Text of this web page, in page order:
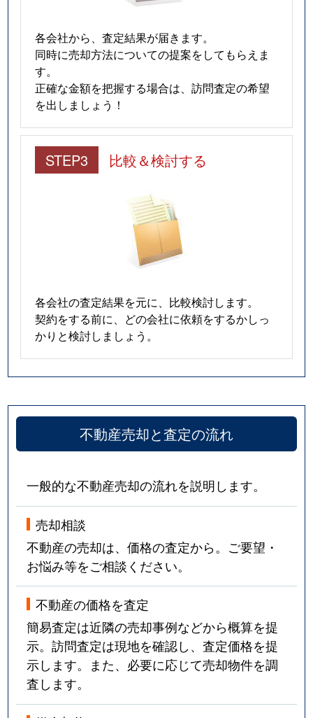
各会社から、査定結果が届きます。
同時に売却方法についての提案をしてもらえま
す。
正確な金額を把握する場合は、訪問査定の希望
を出しましょう！
STEP3 比較＆検討する
各会社の査定結果を元に、比較検討します。
契約をする前に、どの会社に依頼をするかしっ
かりと検討しましょう。
不動産売却と査定の流れ
一般的な不動産売却の流れを説明します。
売却相談
不動産の売却は、価格の査定から。ご要望・
お悩み等をご相談ください。
不動産の価格を査定
簡易査定は近隣の売却事例などから概算を提
示。訪問査定は現地を確認し、査定価格を提
示します。また、必要に応じて売却物件を調
査します。